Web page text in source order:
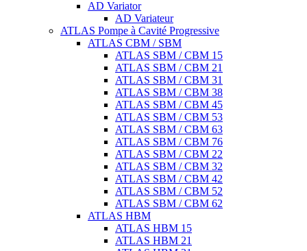
AD Variator
AD Variateur
ATLAS Pompe à Cavité Progressive
ATLAS CBM / SBM
ATLAS SBM / CBM 15
ATLAS SBM / CBM 21
ATLAS SBM / CBM 31
ATLAS SBM / CBM 38
ATLAS SBM / CBM 45
ATLAS SBM / CBM 53
ATLAS SBM / CBM 63
ATLAS SBM / CBM 76
ATLAS SBM / CBM 22
ATLAS SBM / CBM 32
ATLAS SBM / CBM 42
ATLAS SBM / CBM 52
ATLAS SBM / CBM 62
ATLAS HBM
ATLAS HBM 15
ATLAS HBM 21